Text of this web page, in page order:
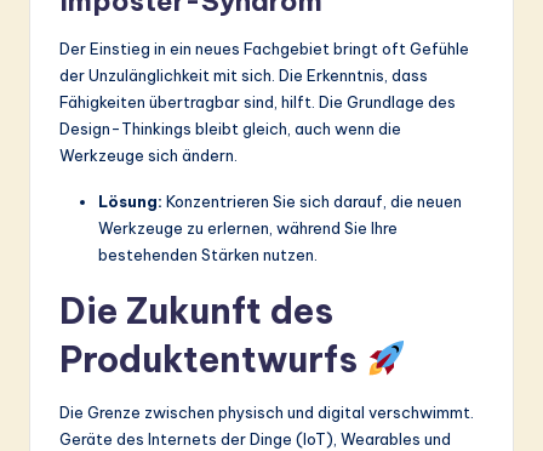
Der Einstieg in ein neues Fachgebiet bringt oft Gefühle
der Unzulänglichkeit mit sich. Die Erkenntnis, dass
Fähigkeiten übertragbar sind, hilft. Die Grundlage des
Design-Thinkings bleibt gleich, auch wenn die
Werkzeuge sich ändern.
Lösung: Konzentrieren Sie sich darauf, die neuen
Werkzeuge zu erlernen, während Sie Ihre
bestehenden Stärken nutzen.
Die Zukunft des
Produktentwurfs
Die Grenze zwischen physisch und digital verschwimmt.
Geräte des Internets der Dinge (IoT), Wearables und